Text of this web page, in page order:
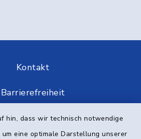
hin, dass wir technisch notwendige
um eine optimale Darstellung unserer
Kontakt
Barrierefreiheit
Datenschutz